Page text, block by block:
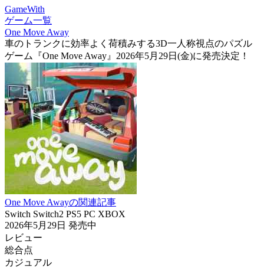
GameWith
ゲーム一覧
One Move Away
車のトランクに効率よく荷積みする3D一人称視点のパズル
ゲーム『One Move Away』2026年5月29日(金)に発売決定！
One Move Awayの関連記事
Switch Switch2 PS5 PC XBOX
2026年5月29日 発売中
レビュー
総合点
カジュアル